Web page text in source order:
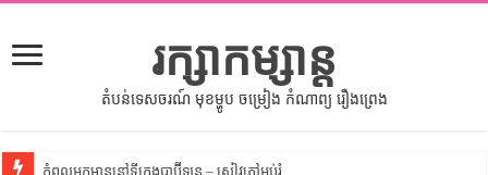
រក្សាកម្សាន្ត
តំបន់ទេសចរណ៍ មុខម្ហូប ចម្រៀង កំណាព្យ រឿងព្រេង
កំពូលអ្នកមាននៅទីក្រុងបាប៊ីឡូន – សៀវភៅអប់រំ